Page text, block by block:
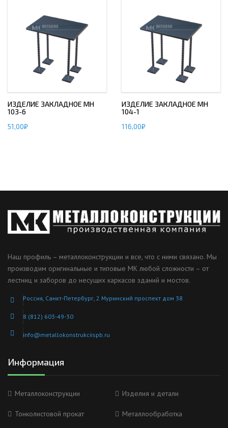
ИЗДЕЛИЕ ЗАКЛАДНОЕ МН
103-6
51,00₽
ИЗДЕЛИЕ ЗАКЛАДНОЕ МН
104-1
116,00₽
Наш профиль – металлоконструкции и все, что с ними связано. Мы
производим оригинальные и типовые МК любой сложности – от
лестниц и заборов до несущих каркасов зданий и мостов.
Россия, Санкт-Петербург, 2 Муринский проспект дом 38
8 (812) 603-49-30
info@metallokonstrukciispb.ru
Информация
Металлоконструкции Изделия и детали
Тонколистовой прокат Металлообработка